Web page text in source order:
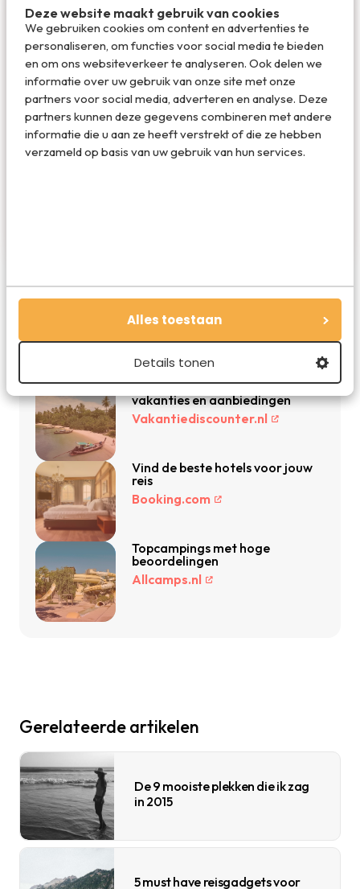
Deze website maakt gebruik van cookies
We gebruiken cookies om content en advertenties te
personaliseren, om functies voor social media te bieden
en om ons websiteverkeer te analyseren. Ook delen we
informatie over uw gebruik van onze site met onze
partners voor social media, adverteren en analyse. Deze
partners kunnen deze gegevens combineren met andere
informatie die u aan ze heeft verstrekt of die ze hebben
verzameld op basis van uw gebruik van hun services.
Alles toestaan
Details tonen
Marloes de Hooge
Marloes is oprichter en hoofdredacteur van
De beste reisdeals van dit moment
Vakantie 2026: de beste
vakanties en aanbiedingen
Vakantiediscounter.nl
Vind de beste hotels voor jouw
reis
Booking.com
Topcampings met hoge
beoordelingen
Allcamps.nl
Gerelateerde artikelen
De 9 mooiste plekken die ik zag
in 2015
5 must have reisgadgets voor